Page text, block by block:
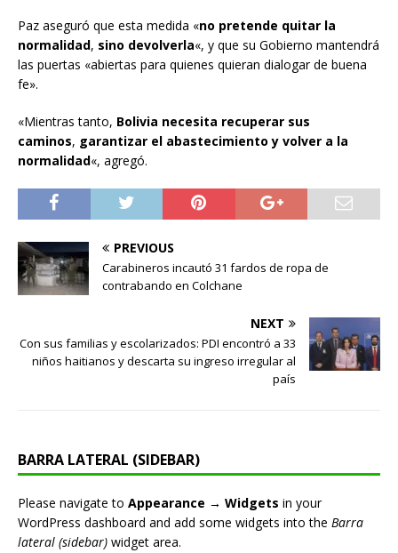
Paz aseguró que esta medida «no pretende quitar la
normalidad, sino devolverla«, y que su Gobierno mantendrá
las puertas «abiertas para quienes quieran dialogar de buena
fe».
«Mientras tanto, Bolivia necesita recuperar sus
caminos, garantizar el abastecimiento y volver a la
normalidad«, agregó.
PREVIOUS
Carabineros incautó 31 fardos de ropa de
contrabando en Colchane
NEXT
Con sus familias y escolarizados: PDI encontró a 33
niños haitianos y descarta su ingreso irregular al
país
BARRA LATERAL (SIDEBAR)
Please navigate to Appearance → Widgets in your
WordPress dashboard and add some widgets into the Barra
lateral (sidebar) widget area.